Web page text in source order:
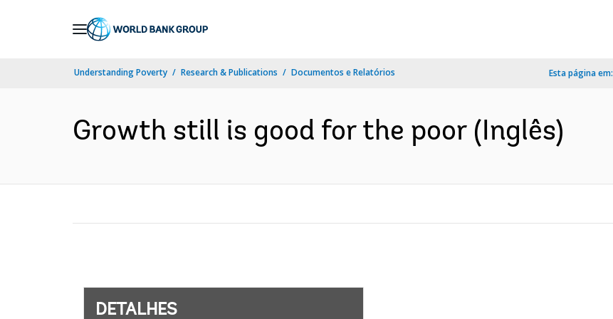
Understanding Poverty Research & Publications Documentos e Relatórios Esta página em:
Growth still is good for the poor (Inglês)
DETALHES